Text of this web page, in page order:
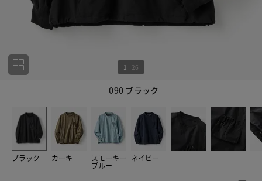
090 ブラック
1 | 26
ブラック カーキ スモーキー
ブルー
ネイビー
この商品をシェアする